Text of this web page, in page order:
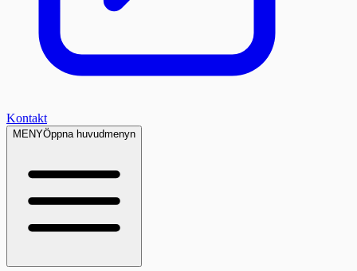
Kontakt
MENYÖppna huvudmenyn